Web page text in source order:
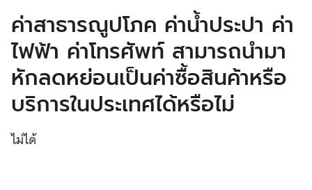
ค่าสาธารณูปโภค ค่าน้ำประปา ค่า
ไฟฟ้า ค่าโทรศัพท์ สามารถนำมา
หักลดหย่อนเป็นค่าซื้อสินค้าหรือ
บริการในประเทศได้หรือไม่
ไม่ได้